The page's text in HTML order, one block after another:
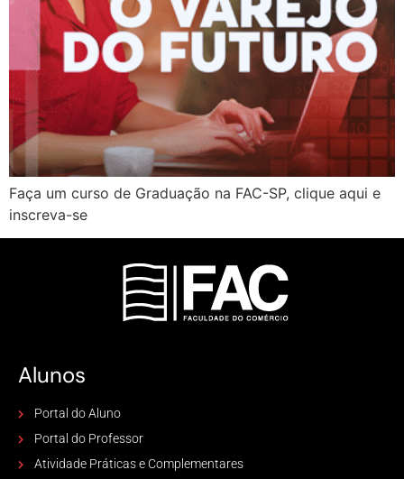
Faça um curso de Graduação na FAC-SP, clique aqui e
inscreva-se
Alunos
Portal do Aluno
Portal do Professor
Atividade Práticas e Complementares